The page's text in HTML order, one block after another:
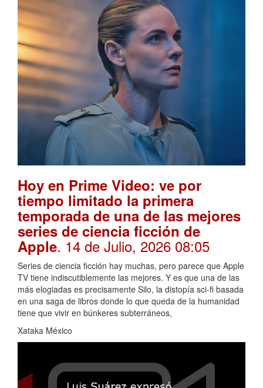
Hoy en Prime Video: ve por
tiempo limitado la primera
temporada de una de las mejores
series de ciencia ficción de
Apple. 14 de Julio, 2026 08:05
Series de ciencia ficción hay muchas, pero parece que Apple
TV tiene indiscutiblemente las mejores. Y es que una de las
más elogiadas es precisamente Silo, la distopía sci-fi basada
en una saga de libros donde lo que queda de la humanidad
tiene que vivir en búnkeres subterráneos,
Xataka México